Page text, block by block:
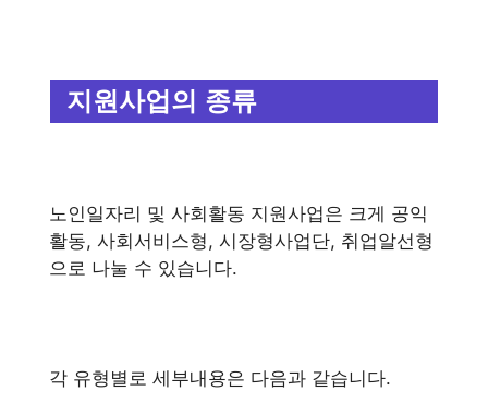
지원사업의 종류
노인일자리 및 사회활동 지원사업은 크게 공익
활동, 사회서비스형, 시장형사업단, 취업알선형
으로 나눌 수 있습니다.
각 유형별로 세부내용은 다음과 같습니다.